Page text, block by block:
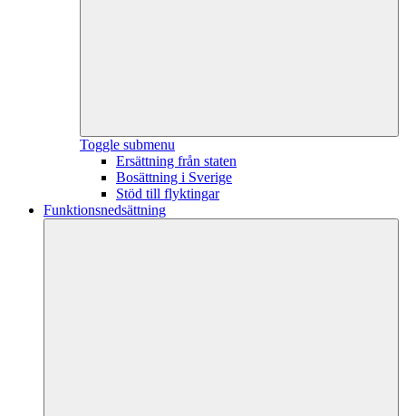
Toggle submenu
Ersättning från staten
Bosättning i Sverige
Stöd till flyktingar
Funktionsnedsättning